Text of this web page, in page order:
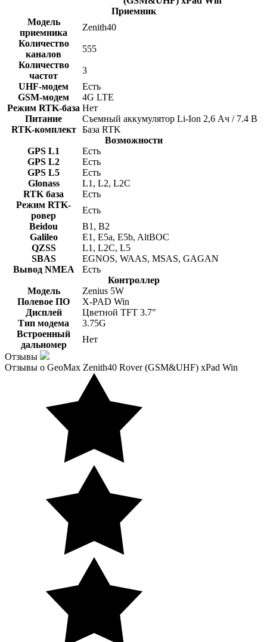
Приемник
Модель
приемника
Zenith40
Количество
каналов
555
Количество
частот
3
UHF-модем
Есть
GSM-модем
4G LTE
Режим RTK-база Нет
Питание
Съемный аккумулятор Li-Ion 2,6 Ач / 7.4 В
RTK-комплект
База RTK
Возможности
GPS L1
Есть
GPS L2
Есть
GPS L5
Есть
Glonass
L1, L2, L2C
RTK база
Есть
Режим RTK-
ровер
Есть
Beidou
B1, B2
Galileo
E1, E5a, E5b, AltBOC
QZSS
L1, L2C, L5
SBAS
EGNOS, WAAS, MSAS, GAGAN
Вывод NMEA
Есть
Контроллер
Модель
Zenius 5W
Полевое ПО
X-PAD Win
Дисплей
Цветной TFT 3.7"
Тип модема
3.75G
Встроенный
дальномер
Нет
Отзывы
Отзывы о GeoMax Zenith40 Rover (GSM&UHF) xPad Win